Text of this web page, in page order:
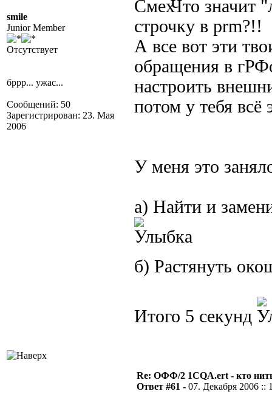
smile
Junior Member
Отсутствует
бррр... ужас...
Сообщений: 50
Зарегистрирован: 23. Мая
2006
Что значит
строчку в prm?!!
А все вот эти
обращения в
настроить
потом у тебя всё
У меня это
а) Найти и
б) Растянуть
Итого 5 секунд
Re: ОФФ/2 1CQA.ert - кто
Ответ #61 - 07. Декабря 2006 ::